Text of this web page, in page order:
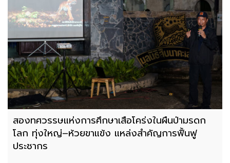
สองทศวรรษแห่งการศึกษาเสือโคร่งในผืนป่ามรดก
โลก ทุ่งใหญ่–ห้วยขาแข้ง แหล่งสำคัญการฟื้นฟู
ประชากร